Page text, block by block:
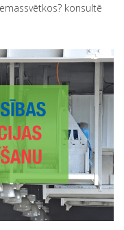
konsultē